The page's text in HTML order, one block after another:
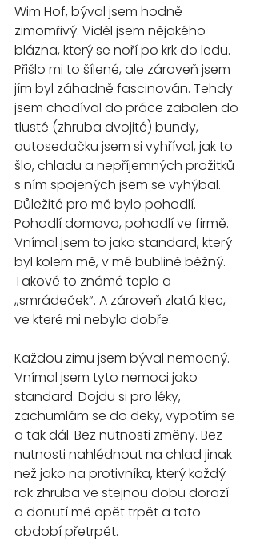
Wim Hof, býval jsem hodně
zimomřivý. Viděl jsem nějakého
blázna, který se noří po krk do ledu.
Přišlo mi to šílené, ale zároveň jsem
jím byl záhadně fascinován. Tehdy
jsem chodíval do práce zabalen do
tlusté (zhruba dvojité) bundy,
autosedačku jsem si vyhříval, jak to
šlo, chladu a nepříjemných prožitků
s ním spojených jsem se vyhýbal.
Důležité pro mě bylo pohodlí.
Pohodlí domova, pohodlí ve firmě.
Vnímal jsem to jako standard, který
byl kolem mě, v mé bublině běžný.
Takové to známé teplo a
„smrádeček“. A zároveň zlatá klec,
ve které mi nebylo dobře.
Každou zimu jsem býval nemocný.
Vnímal jsem tyto nemoci jako
standard. Dojdu si pro léky,
zachumlám se do deky, vypotím se
a tak dál. Bez nutnosti změny. Bez
nutnosti nahlédnout na chlad jinak
než jako na protivníka, který každý
rok zhruba ve stejnou dobu dorazí
a donutí mě opět trpět a toto
období přetrpět.